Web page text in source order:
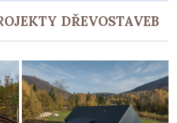
DŘEVOSTAVEB